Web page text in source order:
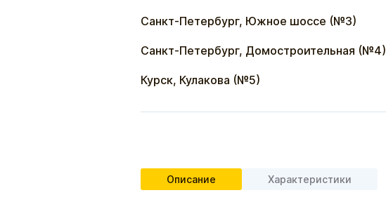
Санкт-Петербург, Южное шоссе (№3)
Санкт-Петербург, Домостроительная (№4)
Курск, Кулакова (№5)
Описание Характеристики